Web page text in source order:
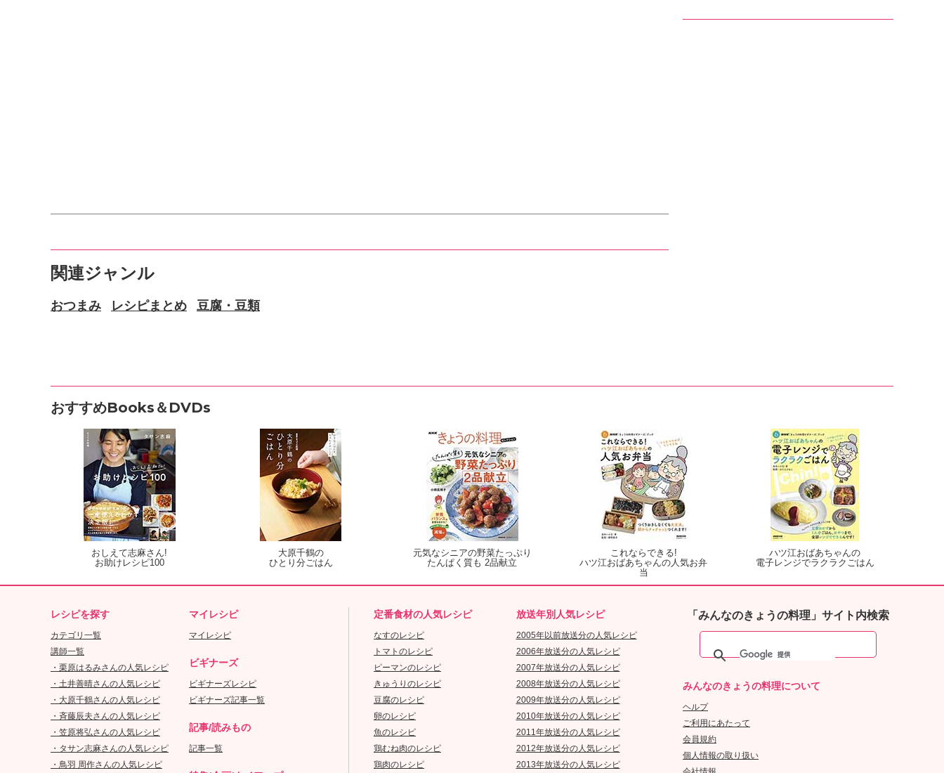
関連ジャンル
おつまみ レシピまとめ 豆腐・豆類
おすすめBooks＆DVDs
おしえて志麻さん!
お助けレシピ100
大原千鶴の
ひとり分ごはん
元気なシニアの野菜たっぷり
たんぱく質も 2品献立
これならできる!
ハツ江おばあちゃんの人気お弁
当
ハツ江おばあちゃんの
電子レンジでラクラクごはん
レシピを探す
カテゴリ一覧
講師一覧
・栗原はるみさんの人気レシピ
・土井善晴さんの人気レシピ
・大原千鶴さんの人気レシピ
・斉藤辰夫さんの人気レシピ
・笠原将弘さんの人気レシピ
・タサン志麻さんの人気レシピ
・鳥羽 周作さんの人気レシピ
マイレシピ
マイレシピ
ビギナーズ
ビギナーズレシピ
ビギナーズ記事一覧
記事/読みもの
記事一覧
定番食材の人気レシピ
なすのレシピ
トマトのレシピ
ピーマンのレシピ
きゅうりのレシピ
豆腐のレシピ
卵のレシピ
魚のレシピ
鶏むね肉のレシピ
鶏肉のレシピ
放送年別人気レシピ
2005年以前放送分の人気レシピ
2006年放送分の人気レシピ
2007年放送分の人気レシピ
2008年放送分の人気レシピ
2009年放送分の人気レシピ
2010年放送分の人気レシピ
2011年放送分の人気レシピ
2012年放送分の人気レシピ
2013年放送分の人気レシピ
「みんなのきょうの料理」サイト内検索
みんなのきょうの料理について
ヘルプ
ご利用にあたって
会員規約
個人情報の取り扱い